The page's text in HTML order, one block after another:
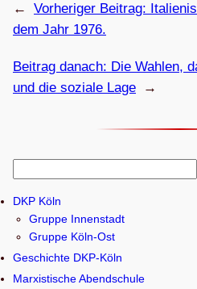
← Vorheriger Beitrag:
dem Jahr 1976.
Beitrag danach: Die Wah­len,
und die soziale Lage
→
c
h
e
n
DKP Köln
Gruppe Innenstadt
Gruppe Köln-Ost
Geschichte DKP-Köln
Marxistische Abendschule